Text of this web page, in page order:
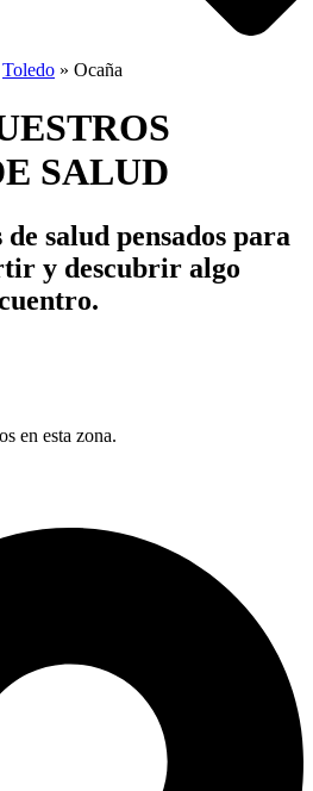
Toledo » Ocaña
SALUD
salud pensados para
y descubrir algo
en esta zona.